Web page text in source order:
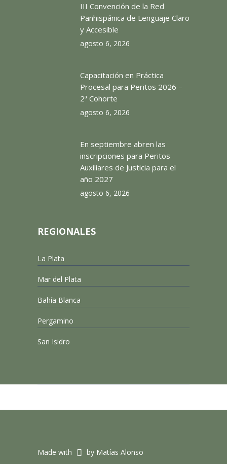
III Convención de la Red
Panhispánica de Lenguaje Claro
y Accesible
agosto 6, 2026
Capacitación en Práctica
Procesal para Peritos 2026 –
2ª Cohorte
agosto 6, 2026
En septiembre abren las
inscripciones para Peritos
Auxiliares de Justicia para el
año 2027
agosto 6, 2026
REGIONALES
La Plata
Mar del Plata
Bahía Blanca
Pergamino
San Isidro
Made with by Matías Alonso